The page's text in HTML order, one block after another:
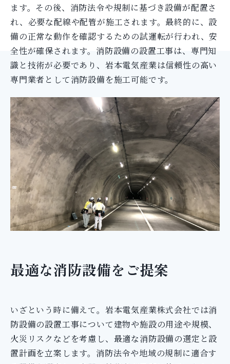
ます。その後、消防法令や規制に基づき設備が配置さ
れ、必要な配線や配管が施工されます。最終的に、設
備の正常な動作を確認するための試運転が行われ、安
全性が確保されます。消防設備の設置工事は、専門知
識と技術が必要であり、岩本電気産業は信頼性の高い
専門業者として消防設備を施工可能です。
最適な消防設備をご提案
いざという時に備えて。岩本電気産業株式会社では消
防設備の設置工事について建物や施設の用途や規模、
火災リスクなどを考慮し、最適な消防設備の選定と設
置計画を立案します。消防法令や地域の規制に適合す